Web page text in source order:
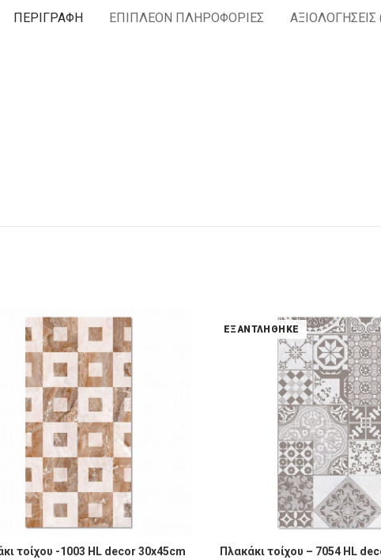
ΠΕΡΙΓΡΑΦΉ ΕΠΙΠΛΈΟΝ ΠΛΗΡΟΦΟΡΊΕΣ ΑΞΙΟΛΟΓΉΣΕΙΣ
τοίχου -1003 HL decor 30x45cm ποσότητα
ΠΡΟΣΘΉΚΗ ΣΤΟ ΚΑΛΆΘΙ
τοίχου -1003 HL decor 30x45cm
ΕΞΑΝΤΛΉΘΗΚΕ
Πλακάκι τοίχου – 7054 HL